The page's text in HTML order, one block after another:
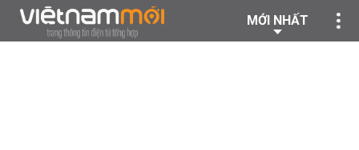
MỚI NHẤT